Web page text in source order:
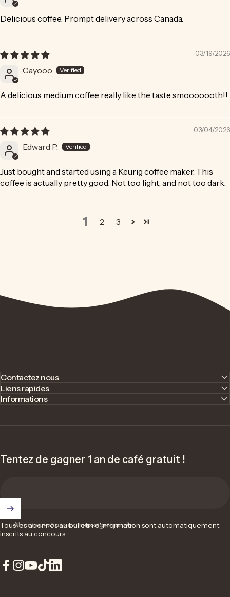
Delicious coffee. Prompt delivery across Canada.
03/19/2026
Cayooo
A delicious medium coffee really like the taste smooooooth!!
03/04/2026
Edward P.
Just bought and started using a Keurig coffee maker. This
coffee is actually pretty good. Not too light, and not too dark.
1 2 3
Contactez nous
Liens rapides
Informations
Tentez de gagner 1 an de café gratuit !
Abonnez-vous aux messages privés
Tous les abonnés au bulletin d'information sont automatiquement
inscrits au concours.